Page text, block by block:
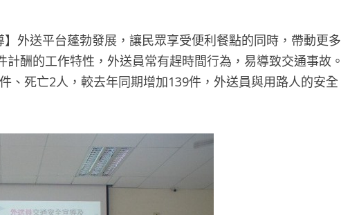
外送平台蓬勃發展，讓民眾享受便利餐點的同時，帶動更多
酬的工作特性，外送員常有趕時間行為，易導致交通事故。
、死亡2人，較去年同期增加139件，外送員與用路人的安全